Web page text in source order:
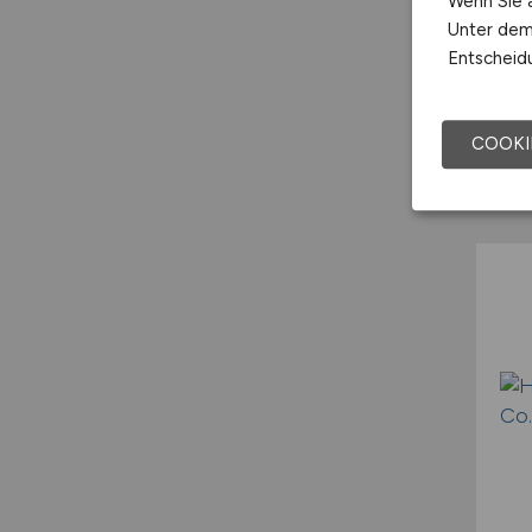
Unter